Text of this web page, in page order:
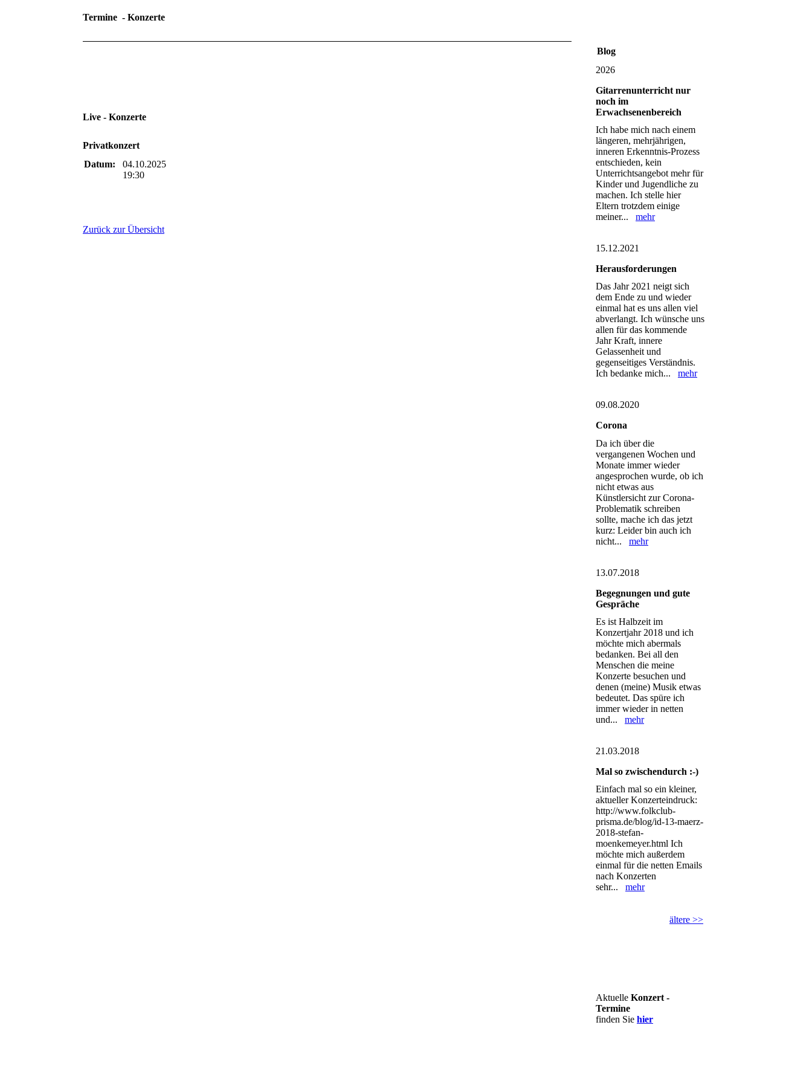
Termine - Konzerte
Live - Konzerte
Privatkonzert
Datum:
04.10.2025
19:30
Zurück zur Übersicht
Blog
2026
Gitarrenunterricht nur
noch im
Erwachsenenbereich
Ich habe mich nach einem
längeren, mehrjährigen,
inneren Erkenntnis-Prozess
entschieden, kein
Unterrichtsangebot mehr für
Kinder und Jugendliche zu
machen. Ich stelle hier
Eltern trotzdem einige
meiner... mehr
15.12.2021
Herausforderungen
Das Jahr 2021 neigt sich
dem Ende zu und wieder
einmal hat es uns allen viel
abverlangt. Ich wünsche uns
allen für das kommende
Jahr Kraft, innere
Gelassenheit und
gegenseitiges Verständnis.
Ich bedanke mich... mehr
09.08.2020
Corona
Da ich über die
vergangenen Wochen und
Monate immer wieder
angesprochen wurde, ob ich
nicht etwas aus
Künstlersicht zur Corona-
Problematik schreiben
sollte, mache ich das jetzt
kurz: Leider bin auch ich
nicht... mehr
13.07.2018
Begegnungen und gute
Gespräche
Es ist Halbzeit im
Konzertjahr 2018 und ich
möchte mich abermals
bedanken. Bei all den
Menschen die meine
Konzerte besuchen und
denen (meine) Musik etwas
bedeutet. Das spüre ich
immer wieder in netten
und... mehr
21.03.2018
Mal so zwischendurch :-)
Einfach mal so ein kleiner,
aktueller Konzerteindruck:
http://www.folkclub-
prisma.de/blog/id-13-maerz-
2018-stefan-
moenkemeyer.html Ich
möchte mich außerdem
einmal für die netten Emails
nach Konzerten
sehr... mehr
ältere >>
Aktuelle Konzert -
Termine
finden Sie hier